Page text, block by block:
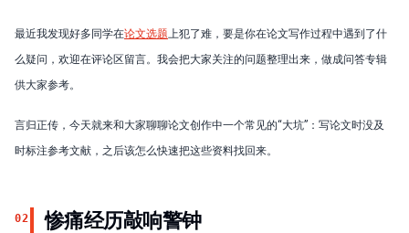
最近我发现好多同学在论文选题上犯了难，要是你在论文写作过程中遇到了什
么疑问，欢迎在评论区留言。我会把大家关注的问题整理出来，做成问答专辑
供大家参考。
言归正传，今天就来和大家聊聊论文创作中一个常见的“大坑”：写论文时没及
时标注参考文献，之后该怎么快速把这些资料找回来。
02 惨痛经历敲响警钟